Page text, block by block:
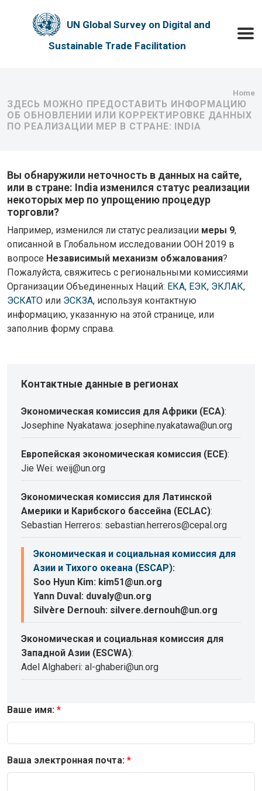
UN Global Survey on Digital and
Sustainable Trade Facilitation
Home
ЗДЕСЬ МОЖНО ПРЕДОСТАВИТЬ ИНФОРМАЦИЮ
ОБ ОБНОВЛЕНИИ ИЛИ КОРРЕКТИРОВКЕ ДАННЫХ
ПО РЕАЛИЗАЦИИ МЕР В СТРАНЕ: INDIA
Вы обнаружили неточность в данных на сайте,
или в стране: India изменился статус реализации
некоторых мер по упрощению процедур
торговли?
Например, изменился ли статус реализации меры 9,
описанной в Глобальном исследовании ООН 2019 в
вопросе Независимый механизм обжалования?
Пожалуйста, свяжитесь с региональными комиссиями
Организации Объединенных Наций: ЕКА, ЕЭК, ЭКЛАК,
ЭСКАТО или ЭСКЗА, используя контактную
информацию, указанную на этой странице, или
заполнив форму справа.
Контактные данные в регионах
Экономическая комиссия для Африки (ECA):
Josephine Nyakatawa: josephine.nyakatawa@un.org
Европейская экономическая комиссия (ECE):
Jie Wei: weij@un.org
Экономическая комиссия для Латинской
Америки и Карибского бассейна (ECLAC):
Sebastian Herreros: sebastian.herreros@cepal.org
Экономическая и социальная комиссия для
Азии и Тихого океана (ESCAP):
Soo Hyun Kim: kim51@un.org
Yann Duval: duvaly@un.org
Silvère Dernouh: silvere.dernouh@un.org
Экономическая и социальная комиссия для
Западной Азии (ESCWA):
Adel Alghaberi: al-ghaberi@un.org
Ваше имя:
Ваша электронная почта: